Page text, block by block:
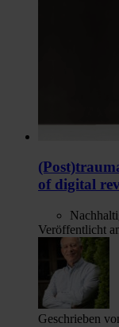
of digital
Veröffentlicht
Geschrieben